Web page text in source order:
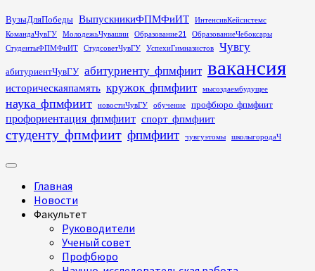
Перейти
к
содержимому
ВузыДляПобеды ВыпускникиФПМФиИТ
ИнтенсивКейсистемс
КомандаЧувГУ
МолодежьЧувашии Образование21
ОбразованиеЧебоксары
СтудентыФПМФиИТ
СтудсоветЧувГУ УспехиГимназистов Чувгу
абитуриентЧувГУ абитуриенту_фпмфиит вакансия
историческаяпамять кружок_фпмфиит мысоздаембудущее
наука_фпмфиит новостиЧувГУ обучение профбюро_фпмфиит
профориентация_фпмфиит спорт_фпмфиит
студенту_фпмфиит фпмфиит чувгуэтомы школыгородаЧ
Основное
Главная
Новости
Факультет
Руководители
Ученый совет
Профбюро